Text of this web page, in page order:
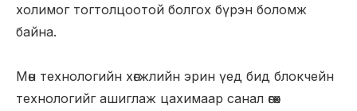
холимог тогтолцоотой болгох бүрэн боломж
байна.
Мөн технологийн хөгжлийн эрин үед бид блокчейн
технологийг ашиглаж цахимаар санал өгөх